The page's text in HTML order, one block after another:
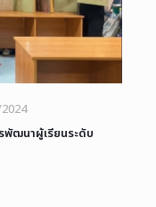
พัฒนาผู้เรียนระดับ